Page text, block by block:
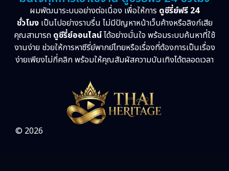
ผมพัฒนาระบบอย่างต่อเนื่อง เพื่อให้การ ดูซีรี่ย์ฟรี 24
ชั่วโมงเป็นไปอย่างราบรื่น ไม่มีปัญหาหน้าเว็บค้างหรือลิงก์เสีย
คุณสามารถ ดูซีรี่ย์ออนไลน์ได้อย่างมั่นใจ พร้อมระบบค้นหาที่ใช้
งานง่าย ช่วยให้การหาซีรี่ย์พากย์ไทยหรือเรื่องที่ต้องการเป็นเรื่อง
ง่ายเพียงไม่กี่คลิก พร้อมให้คุณสัมผัสความบันเทิงได้ตลอดเวลา
© 2026